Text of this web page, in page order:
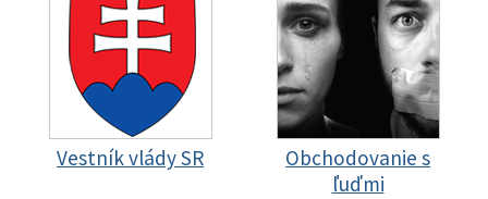
Vestník vlády SR
Obchodovanie s
ľuďmi